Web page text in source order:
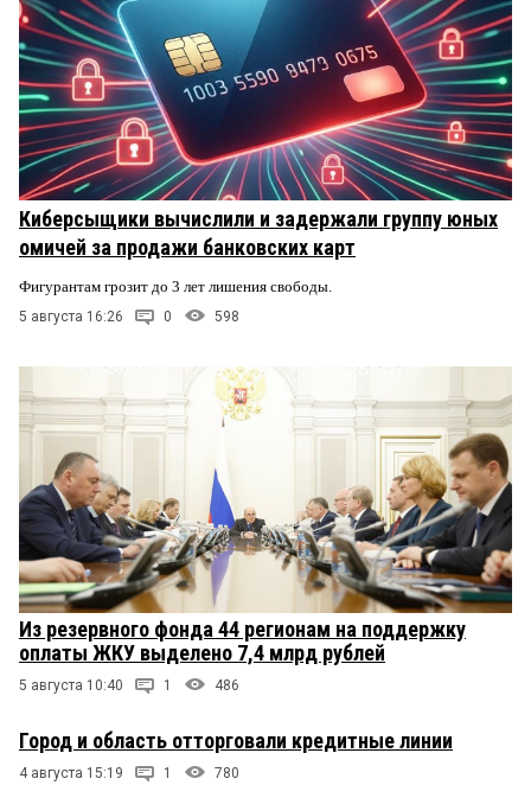
Киберсыщики вычислили и задержали группу юных
омичей за продажи банковских карт
Фигурантам грозит до 3 лет лишения свободы.
5 августа 16:26 0 598
Из резервного фонда 44 регионам на поддержку
оплаты ЖКУ выделено 7,4 млрд рублей
5 августа 10:40 1 486
Город и область отторговали кредитные линии
4 августа 15:19 1 780